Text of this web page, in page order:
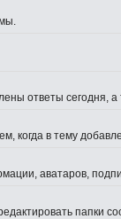
ответы сегодня,
когда в тему
аватаров,
папки